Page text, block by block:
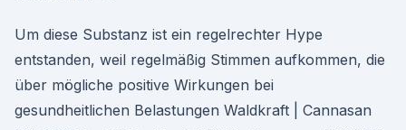
Um diese Substanz ist ein regelrechter Hype
entstanden, weil regelmäßig Stimmen aufkommen, die
über mögliche positive Wirkungen bei
gesundheitlichen Belastungen Waldkraft | Cannasan